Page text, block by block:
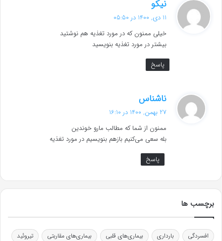
نیکو
:
11 دی, 1400 در 05:50
خیلی ممنون که در مورد تغذیه هم نوشتید
بیشتر در مورد تغذیه بنویسید
پاسخ
ناشناس
:
27 بهمن, 1400 در 16:10
ممنون از شما که مطالب مارو خوندین
بله سعی می‌کنیم بازهم بنویسیم در مورد تغذیه
پاسخ
برچسب ها
افسردگی بارداری بیماری‌های قلبی بیماری‌های مقاربتی
تیروئید